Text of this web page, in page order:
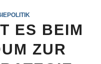
ES BEIM
ZUR